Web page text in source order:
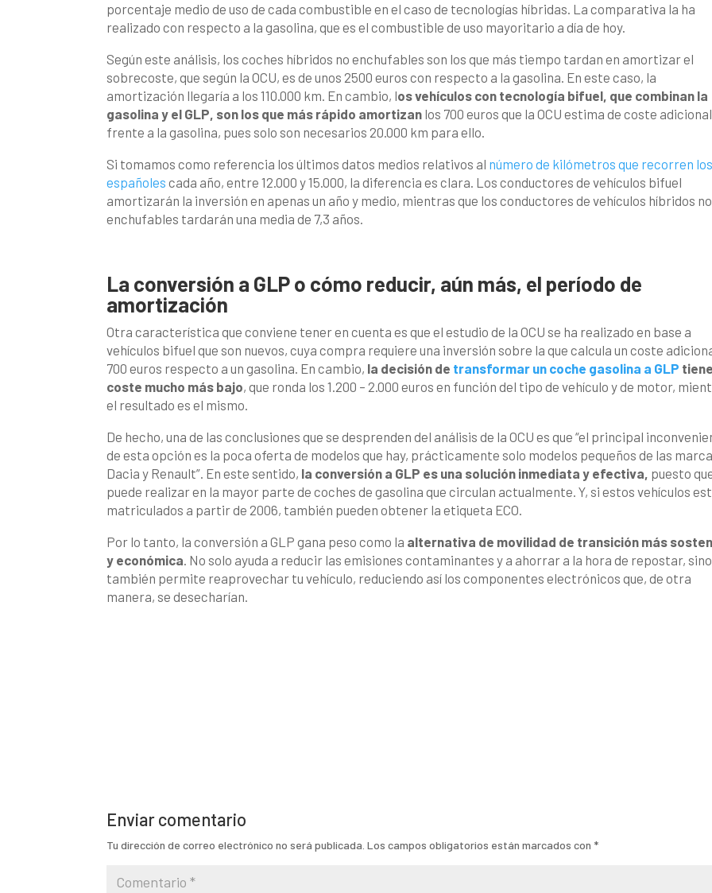
porcentaje medio de uso de cada combustible en el caso de tecnologías híbridas. La comparativa la ha
realizado con respecto a la gasolina, que es el combustible de uso mayoritario a día de hoy.
Según este análisis, los coches híbridos no enchufables son los que más tiempo tardan en amortizar el
sobrecoste, que según la OCU, es de unos 2500 euros con respecto a la gasolina. En este caso, la
amortización llegaría a los 110.000 km. En cambio, los vehículos con tecnología bifuel, que combinan la
gasolina y el GLP, son los que más rápido amortizan los 700 euros que la OCU estima de coste adicional
frente a la gasolina, pues solo son necesarios 20.000 km para ello.
Si tomamos como referencia los últimos datos medios relativos al número de kilómetros que recorren los
españoles cada año, entre 12.000 y 15.000, la diferencia es clara. Los conductores de vehículos bifuel
amortizarán la inversión en apenas un año y medio, mientras que los conductores de vehículos híbridos no
enchufables tardarán una media de 7,3 años.
La conversión a GLP o cómo reducir, aún más, el período de
amortización
Otra característica que conviene tener en cuenta es que el estudio de la OCU se ha realizado en base a
vehículos bifuel que son nuevos, cuya compra requiere una inversión sobre la que calcula un coste
700 euros respecto a un gasolina. En cambio, la decisión de transformar un coche gasolina a GLP
coste mucho más bajo, que ronda los 1.200 – 2.000 euros en función del tipo de vehículo y de motor,
el resultado es el mismo.
De hecho, una de las conclusiones que se desprenden del análisis de la OCU es que “el principal
de esta opción es la poca oferta de modelos que hay, prácticamente solo modelos pequeños de las
Dacia y Renault”. En este sentido, la conversión a GLP es una solución inmediata y efectiva, puesto
puede realizar en la mayor parte de coches de gasolina que circulan actualmente. Y, si estos vehículos
matriculados a partir de 2006, también pueden obtener la etiqueta ECO.
Por lo tanto, la conversión a GLP gana peso como la alternativa de movilidad de transición más
y económica. No solo ayuda a reducir las emisiones contaminantes y a ahorrar a la hora de repostar,
también permite reaprovechar tu vehículo, reduciendo así los componentes electrónicos que, de otra
manera, se desecharían.
Enviar comentario
Tu dirección de correo electrónico no será publicada. Los campos obligatorios están marcados con *